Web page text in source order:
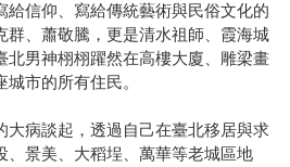
給信仰、寫給傳統藝術與民俗文化的
群、蕭敬騰，更是清水祖師、霞海城
北男神栩栩躍然在高樓大廈、雕梁畫
市的所有住民。
大病談起，透過自己在臺北移居與求
、景美、大稻埕、萬華等老城區地